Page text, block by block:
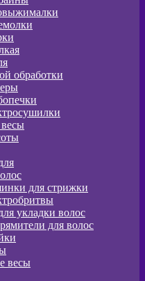
обработки
для стрижки
укладки волос
для волос
весы